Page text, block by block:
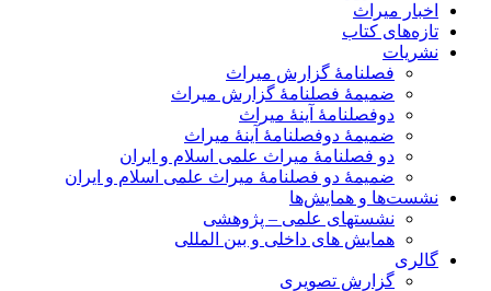
اخبار میراث
تازه‌های کتاب
نشریات
فصلنامۀ گزارش میراث
ضمیمۀ فصلنامۀ گزارش میراث
دوفصلنامۀ آینۀ میراث
ضمیمۀ دوفصلنامۀ آینۀ میراث
دو فصلنامۀ میراث علمی اسلام و ایران
ضمیمۀ دو فصلنامۀ میراث علمی اسلام و ایران
نشست‌ها و همایش‌ها
نشستهای علمی – پژوهشی
همایش های داخلی و بین المللی
گالری
گزارش تصویری